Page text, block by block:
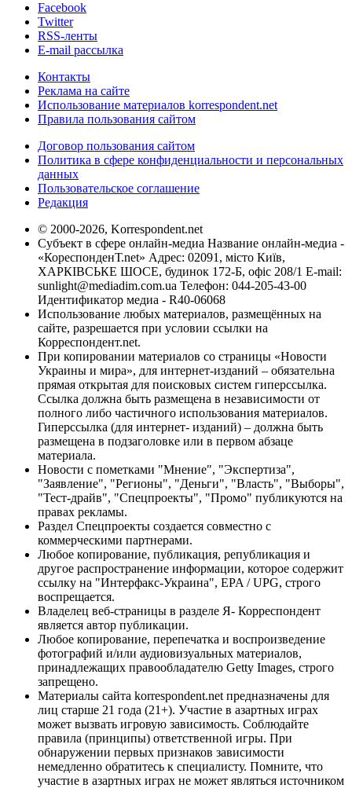
Facebook
Twitter
RSS-ленты
E-mail рассылка
Контакты
Реклама на сайте
Использование материалов korrespondent.net
Правила пользования сайтом
Договор пользования сайтом
Политика в сфере конфиденциальности и персональных
данных
Пользовательское соглашение
Редакция
© 2000-2026, Korrespondent.net
Субъект в сфере онлайн-медиа Название онлайн-медиа -
«КореспонденТ.net» Адрес: 02091, місто Київ,
ХАРКІВСЬКЕ ШОСЕ, будинок 172-Б, офіс 208/1 E-mail:
sunlight@mediadim.com.ua Телефон: 044-205-43-00
Идентификатор медиа - R40-06068
Использование любых материалов, размещённых на
сайте, разрешается при условии ссылки на
Корреспондент.net.
При копировании материалов со страницы «Новости
Украины и мира», для интернет-изданий – обязательна
прямая открытая для поисковых систем гиперссылка.
Ссылка должна быть размещена в независимости от
полного либо частичного использования материалов.
Гиперссылка (для интернет- изданий) – должна быть
размещена в подзаголовке или в первом абзаце
материала.
Новости с пометками "Мнение", "Экспертиза",
"Заявление", "Регионы", "Деньги", "Власть", "Выборы",
"Тест-драйв", "Спецпроекты", "Промо" публикуются на
правах рекламы.
Раздел Спецпроекты создается совместно с
коммерческими партнерами.
Любое копирование, публикация, републикация и
другое распространение информации, которое содержит
ссылку на "Интерфакс-Украина", EPA / UPG, строго
воспрещается.
Владелец веб-страницы в разделе Я- Корреспондент
является автор публикации.
Любое копирование, перепечатка и воспроизведение
фотографий и/или аудиовизуальных материалов,
принадлежащих правообладателю Getty Images, строго
запрещено.
Материалы сайта korrespondent.net предназначены для
лиц старше 21 года (21+). Участие в азартных играх
может вызвать игровую зависимость. Соблюдайте
правила (принципы) ответственной игры. При
обнаружении первых признаков зависимости
немедленно обратитесь к специалисту. Помните, что
участие в азартных играх не может являться источником